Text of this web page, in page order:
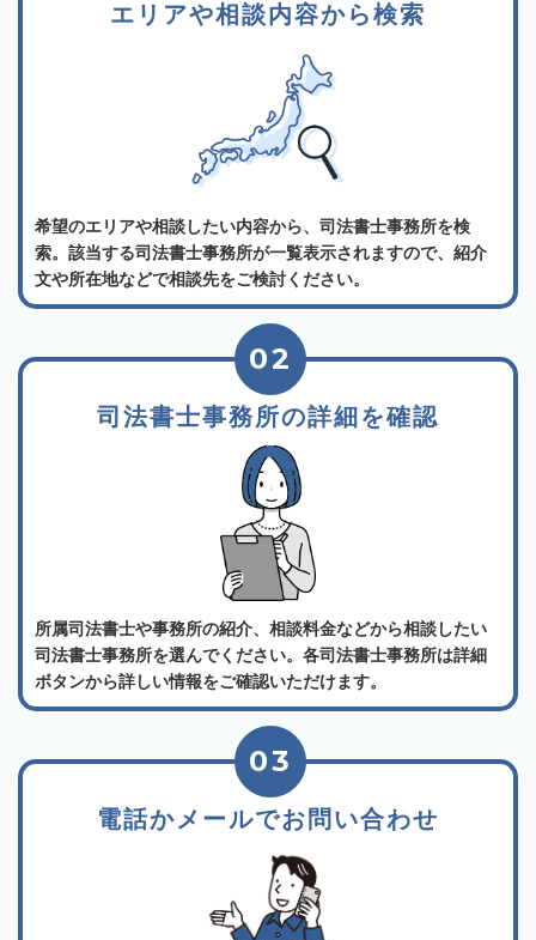
エリアや相談内容から検索
希望のエリアや相談したい内容から、司法書士事務所を検
索。該当する司法書士事務所が一覧表示されますので、紹介
文や所在地などで相談先をご検討ください。
司法書士事務所の詳細を確認
02
所属司法書士や事務所の紹介、相談料金などから相談したい
司法書士事務所を選んでください。各司法書士事務所は詳細
ボタンから詳しい情報をご確認いただけます。
電話かメールでお問い合わせ
03